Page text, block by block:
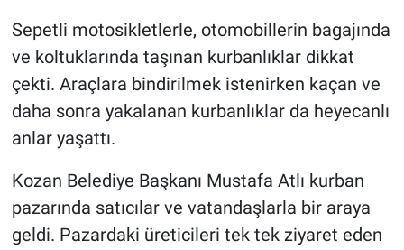
Sepetli motosikletlerle, otomobillerin bagajında
ve koltuklarında taşınan kurbanlıklar dikkat
çekti. Araçlara bindirilmek istenirken kaçan ve
daha sonra yakalanan kurbanlıklar da heyecanlı
anlar yaşattı.
Kozan Belediye Başkanı Mustafa Atlı kurban
pazarında satıcılar ve vatandaşlarla bir araya
geldi. Pazardaki üreticileri tek tek ziyaret eden